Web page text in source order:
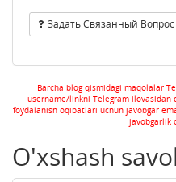
Задать Связанный Вопрос
Barcha blog qismidagi maqolalar
username/linkni Telegram
foydalanish oqibatlari uchun javobgar
javobgarlik
O'xshash